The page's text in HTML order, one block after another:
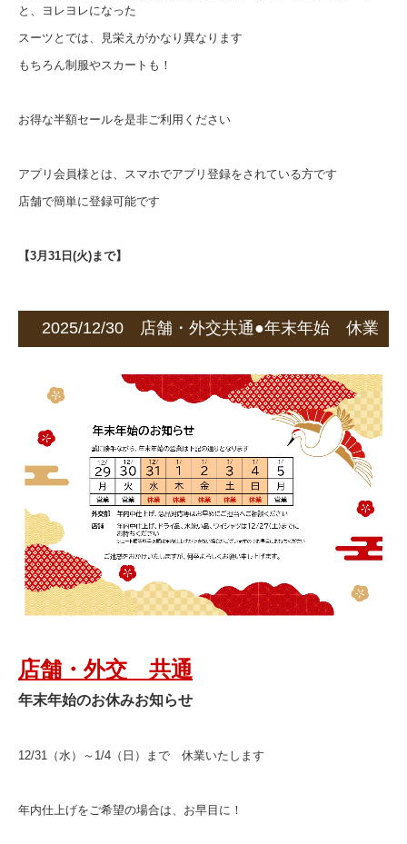
と、ヨレヨレになった
スーツとでは、見栄えがかなり異なります
もちろん制服やスカートも！
お得な半額セールを是非ご利用ください
アプリ会員様とは、スマホでアプリ登録をされている方です
店舗で簡単に登録可能です
【3月31日(火)まで】
2025/12/30 店舗・外交共通●年末年始 休業
店舗・外交 共通
年末年始のお休みお知らせ
12/31（水）～1/4（日）まで 休業いたします
年内仕上げをご希望の場合は、お早目に！